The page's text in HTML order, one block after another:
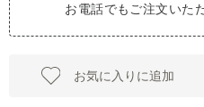
お電話でもご注文いた
お気に入りに追加